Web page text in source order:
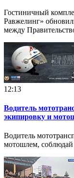
Гостиничный
Равжелинг»
между
12:13
Водитель
экипировку и
Водитель
мотошлем,